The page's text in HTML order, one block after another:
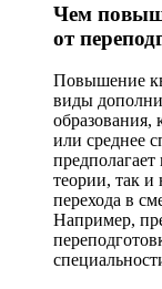
Чем
от
Повышение
виды
образования,
или среднее
теории, так и
перехода в
Например,